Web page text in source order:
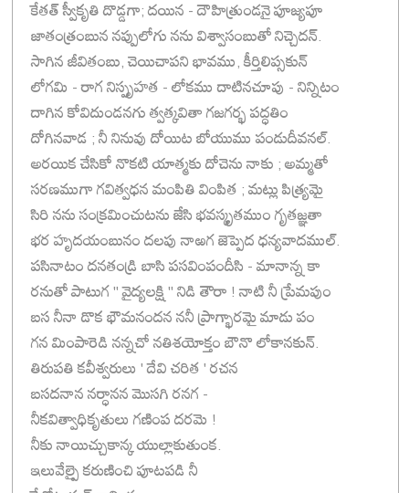
కేతత్ స్వీకృతి దొడ్డగా; దయిన - దౌహిత్రుండనై పూజ్యపూ
జాతంత్రంబున నప్పులోగు నను విశ్వాసంబుతో నిచ్చెదన్.
సాగిన జీవితంబు, చెయిచాపని భావము, కీర్తిలిప్సకున్
లోగమి - రాగ నిస్పృహత - లోకము దాటినచూపు - నిన్నిటం
దాగిన కోవిదుండనగు త్వత్కవితా గజగర్భ పద్ధతిం
దోగినవాడ ; నీ నినువు దోయిట బోయుము పండుదీవనల్.
అరయిక చేసికో నొకటి యాత్మకు దోచెను నాకు ; అమ్మతో
సరణముగా గవిత్వధన మంపితి వింపిత ; మట్లు పిత్ర్యమై
సిరి నను సంక్రమించుటను జేసి భవస్కృతముం గృతజ్ఞతా
భర హృదయంబునం దలపు నాఱగ జెప్పెద ధన్యవాదముల్.
పసినాటం దనతండ్రి బాసి పసవింపందీసి - మానాన్న కా
రనుతో పాటుగ " వైద్యలక్షి " నిడి తౌరా ! నాటి నీ ప్రేమపుం
బస నీనా డొక భౌమనందన ననీ ప్రాగ్భారమై మాడు పం
గన మింపారెడి నన్నచో నతిశయోక్తం బౌనొ లోకానకున్.
తిరుపతి కవీశ్వరులు ' దేవి చరిత ' రచన
బసదనాన నర్ధానన మొసగి రనగ -
నీకవిత్వాధికృతులు గణింప దరమె !
నీకు నాయిచ్చుకాన్క యుల్లాకుతుంక.
ఇలువేల్పై కరుణించి పూటపడి నీ